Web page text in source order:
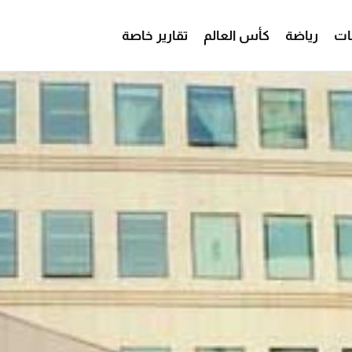
رياضة كأس العالم تقارير خاصة